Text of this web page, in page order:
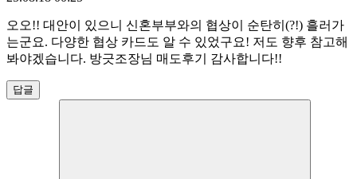
오오!! 대안이 있으니 신혼부부와의 협상이 순탄히(?!) 흘러가
는군요. 다양한 협상 카드도 알 수 있었구요! 저도 향후 참고해
봐야겠습니다. 방긋조장님 매도후기 감사합니다!!
답글